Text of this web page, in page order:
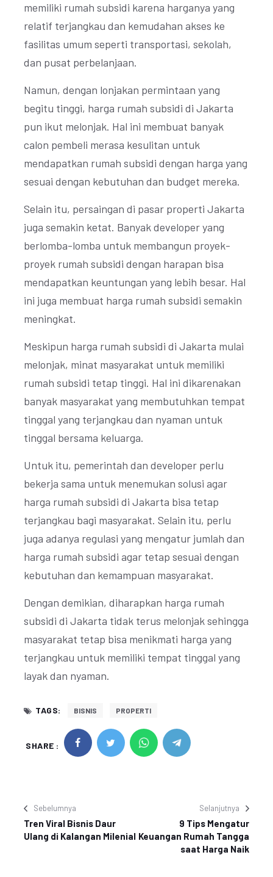
memiliki rumah subsidi karena harganya yang
relatif terjangkau dan kemudahan akses ke
fasilitas umum seperti transportasi, sekolah,
dan pusat perbelanjaan.
Namun, dengan lonjakan permintaan yang
begitu tinggi, harga rumah subsidi di Jakarta
pun ikut melonjak. Hal ini membuat banyak
calon pembeli merasa kesulitan untuk
mendapatkan rumah subsidi dengan harga yang
sesuai dengan kebutuhan dan budget mereka.
Selain itu, persaingan di pasar properti Jakarta
juga semakin ketat. Banyak developer yang
berlomba-lomba untuk membangun proyek-
proyek rumah subsidi dengan harapan bisa
mendapatkan keuntungan yang lebih besar. Hal
ini juga membuat harga rumah subsidi semakin
meningkat.
Meskipun harga rumah subsidi di Jakarta mulai
melonjak, minat masyarakat untuk memiliki
rumah subsidi tetap tinggi. Hal ini dikarenakan
banyak masyarakat yang membutuhkan tempat
tinggal yang terjangkau dan nyaman untuk
tinggal bersama keluarga.
Untuk itu, pemerintah dan developer perlu
bekerja sama untuk menemukan solusi agar
harga rumah subsidi di Jakarta bisa tetap
terjangkau bagi masyarakat. Selain itu, perlu
juga adanya regulasi yang mengatur jumlah dan
harga rumah subsidi agar tetap sesuai dengan
kebutuhan dan kemampuan masyarakat.
Dengan demikian, diharapkan harga rumah
subsidi di Jakarta tidak terus melonjak sehingga
masyarakat tetap bisa menikmati harga yang
terjangkau untuk memiliki tempat tinggal yang
layak dan nyaman.
TAGS: BISNIS PROPERTI
SHARE :
Sebelumnya
Tren Viral Bisnis Daur
Ulang di Kalangan Milenial
Selanjutnya
9 Tips Mengatur
Keuangan Rumah Tangga
saat Harga Naik